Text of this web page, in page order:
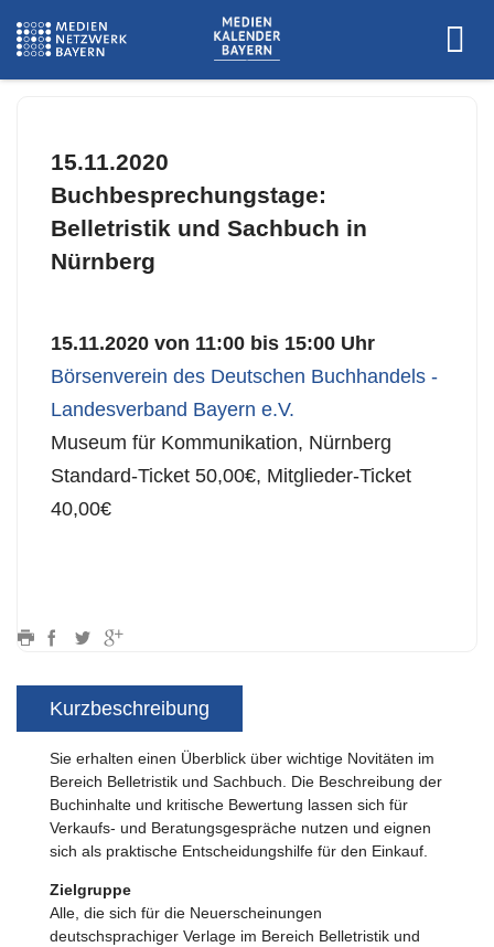
15.11.2020
Buchbesprechungstage:
Belletristik und Sachbuch in
Nürnberg
15.11.2020 von 11:00 bis 15:00 Uhr
Börsenverein des Deutschen Buchhandels -
Landesverband Bayern e.V.
Museum für Kommunikation, Nürnberg
Standard-Ticket 50,00€, Mitglieder-Ticket
40,00€
Kurzbeschreibung
Sie erhalten einen Überblick über wichtige Novitäten im
Bereich Belletristik und Sachbuch. Die Beschreibung der
Buchinhalte und kritische Bewertung lassen sich für
Verkaufs- und Beratungsgespräche nutzen und eignen
sich als praktische Entscheidungshilfe für den Einkauf.
Zielgruppe
Alle, die sich für die Neuerscheinungen
deutschsprachiger Verlage im Bereich Belletristik und